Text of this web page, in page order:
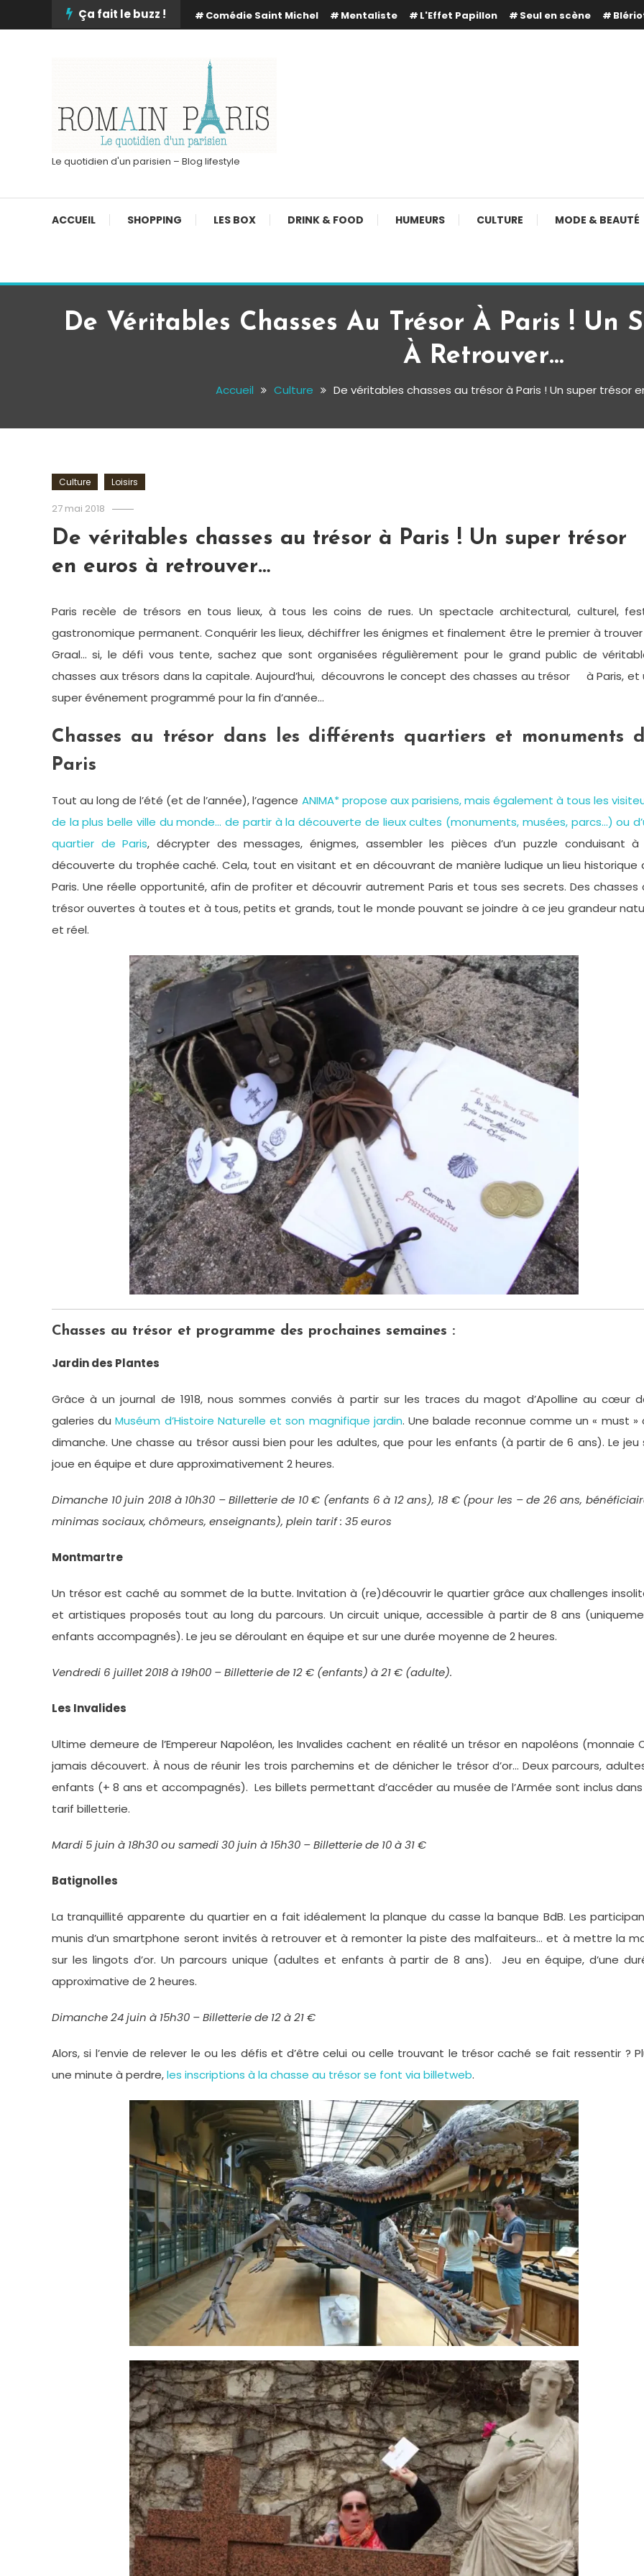
To
Ça fait le buzz ! Comédie Saint Michel Mentaliste L'Effet Papillon Seul en scène
Le quotidien d'un parisien – Blog lifestyle
ACCUEIL SHOPPING LES BOX DRINK & FOOD HUMEURS CULTURE MODE & BEAUTÉ
De Véritables Chasses Au Trésor À Paris ! Un
À Retrouver…
Accueil Culture De véritables chasses au trésor à Paris ! Un super trésor
Culture Loisirs
27 mai 2018
Paris
De véritables chasses au trésor à Paris ! Un super trésor
en euros à retrouver…
Paris recèle de trésors en tous lieux, à tous les coins de rues. Un spectacle architectural, culturel,
gastronomique permanent. Conquérir les lieux, déchiffrer les énigmes et finalement être le premier à
Graal… si, le défi vous tente, sachez que sont organisées régulièrement pour le grand public de
chasses aux trésors dans la capitale. Aujourd’hui, découvrons le concept des chasses au trésor à Paris, et
super événement programmé pour la fin d’année…
Chasses au trésor dans les différents quartiers et monuments
Paris
Tout au long de l’été (et de l’année), l’agence ANIMA* propose aux parisiens, mais également à tous les
de la plus belle ville du monde… de partir à la découverte de lieux cultes (monuments, musées, parcs…) ou
quartier de Paris, décrypter des messages, énigmes, assembler les pièces d’un puzzle conduisant à
découverte du trophée caché. Cela, tout en visitant et en découvrant de manière ludique un lieu historique
Paris. Une réelle opportunité, afin de profiter et découvrir autrement Paris et tous ses secrets. Des chasses
trésor ouvertes à toutes et à tous, petits et grands, tout le monde pouvant se joindre à ce jeu grandeur
et réel.
Chasses au trésor et programme des prochaines semaines :
Jardin des Plantes
Grâce à un journal de 1918, nous sommes conviés à partir sur les traces du magot d’Apolline au cœur
galeries duMuséum d’Histoire Naturelle et son magnifique jardin. Une balade reconnue comme un « must »
dimanche. Une chasse au trésor aussi bien pour les adultes, que pour les enfants (à partir de 6 ans). Le jeu
joue en équipe et dure approximativement 2 heures.
Dimanche 10 juin 2018 à 10h30 – Billetterie de 10 € (enfants 6 à 12 ans), 18 € (pour les – de 26 ans,
minimas sociaux, chômeurs, enseignants), plein tarif : 35 euros
Montmartre
Un trésor est caché au sommet de la butte. Invitation à (re)découvrir le quartier grâce aux challenges
et artistiques proposés tout au long du parcours. Un circuit unique, accessible à partir de 8 ans
enfants accompagnés). Le jeu se déroulant en équipe et sur une durée moyenne de 2 heures.
Vendredi 6 juillet 2018 à 19h00 – Billetterie de 12 € (enfants) à 21 € (adulte).
Les Invalides
Ultime demeure de l’Empereur Napoléon, les Invalides cachent en réalité un trésor en napoléons (monnaie
jamais découvert. À nous de réunir les trois parchemins et de dénicher le trésor d’or… Deux parcours,
enfants (+ 8 ans et accompagnés). Les billets permettant d’accéder au musée de l’Armée sont inclus
tarif billetterie.
Mardi 5 juin à 18h30 ou samedi 30 juin à 15h30 – Billetterie de 10 à 31 €
Batignolles
La tranquillité apparente du quartier en a fait idéalement la planque du casse la banque BdB. Les
munis d’un smartphone seront invités à retrouver et à remonter la piste des malfaiteurs… et à mettre la
sur les lingots d’or. Un parcours unique (adultes et enfants à partir de 8 ans). Jeu en équipe, d’une
approximative de 2 heures.
Dimanche 24 juin à 15h30 – Billetterie de 12 à 21 €
Alors, si l’envie de relever le ou les défis et d’être celui ou celle trouvant le trésor caché se fait ressentir ?
une minute à perdre,les inscriptions à la chasse au trésor se font via billetweb.